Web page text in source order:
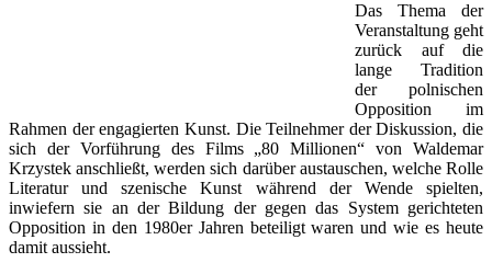
Das Thema der
Veranstaltung geht
zurück auf die
lange Tradition
der polnischen
Opposition im
Rahmen der engagierten Kunst. Die Teilnehmer der Diskussion, die
sich der Vorführung des Films „80 Millionen“ von Waldemar
Krzystek anschließt, werden sich darüber austauschen, welche Rolle
Literatur und szenische Kunst während der Wende spielten,
inwiefern sie an der Bildung der gegen das System gerichteten
Opposition in den 1980er Jahren beteiligt waren und wie es heute
damit aussieht.